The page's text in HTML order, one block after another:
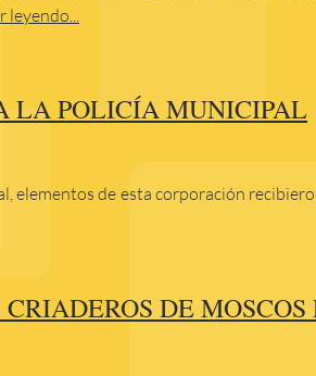
leyendo...
LA POLICÍA MUNICIPAL
elementos de esta corporación
DE